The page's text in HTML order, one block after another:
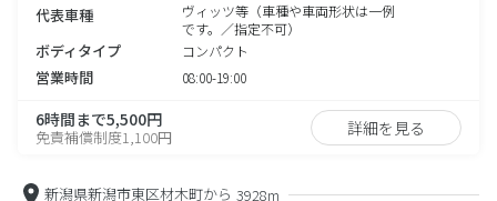
代表車種
ヴィッツ等（車種や車両形状は一例
です。／指定不可）
ボディタイプ コンパクト
営業時間 08:00-19:00
6時間まで5,500円
免責補償制度1,100円 詳細を見る
新潟県新潟市東区材木町から 3928m